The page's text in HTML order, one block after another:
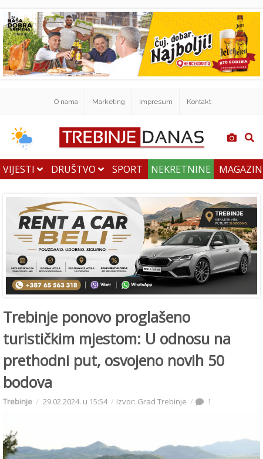
O nama Marketing Impresum Kontakt
VIJESTI DRUŠTVO SPORT NEKRETNINE
Trebinje ponovo proglašeno
turističkim mjestom: U odnosu na
prethodni put, osvojeno novih 50
bodova
Trebinje 29.02.2024. u 15:54 Izvor: Grad Trebinje 1